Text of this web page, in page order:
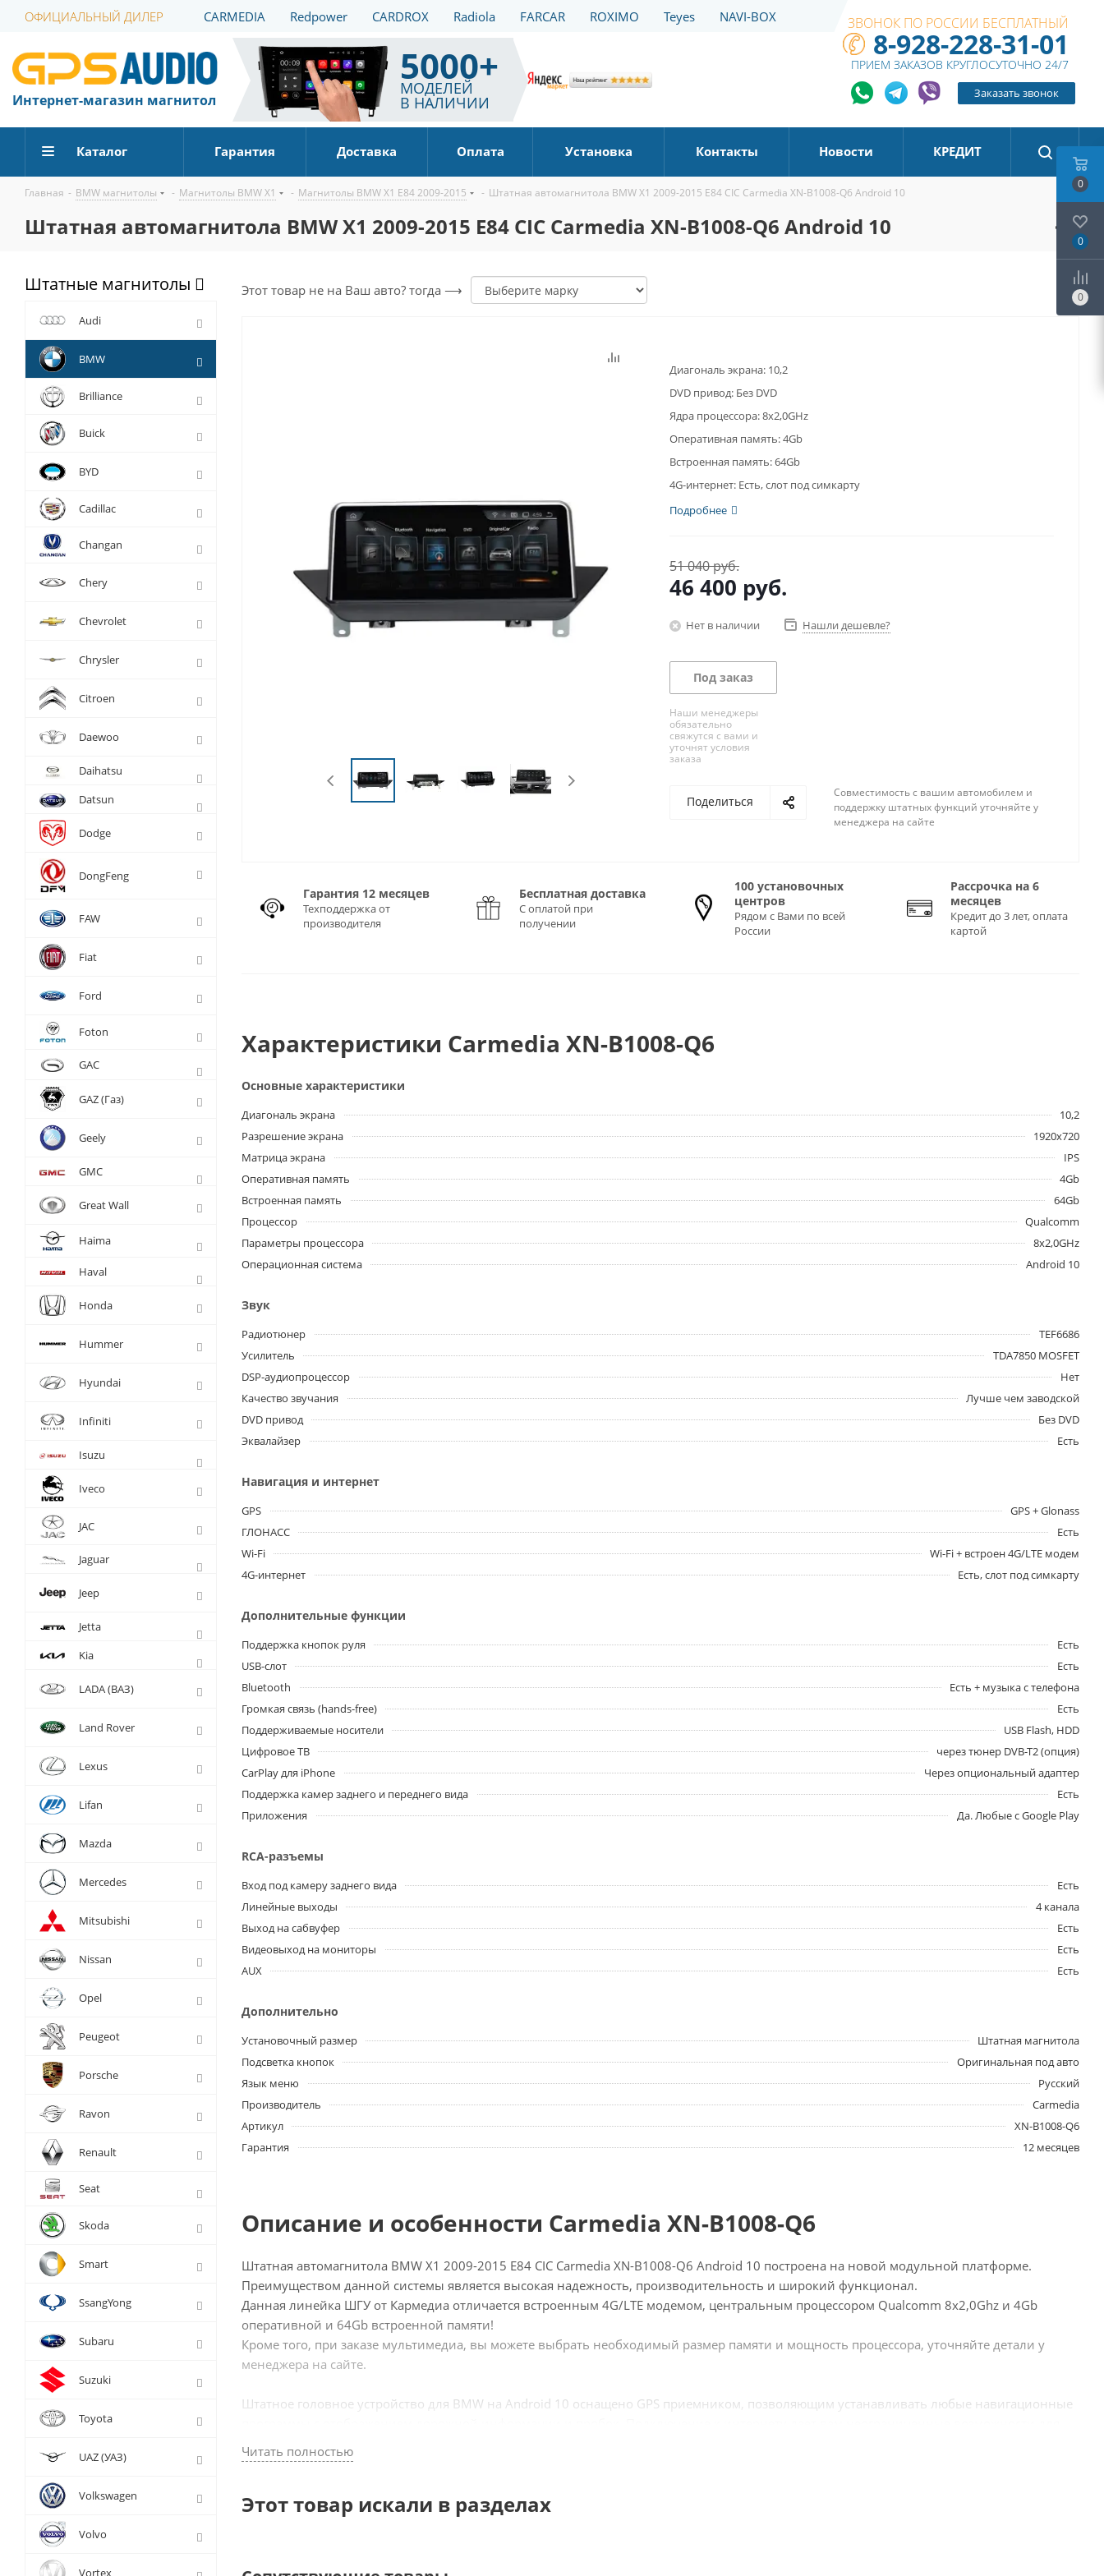
ОФИЦИАЛЬНЫЙ ДИЛЕР CARMEDIA Redpower CARDROX Radiola FARCAR ROXIMO Teyes NAVI-BOX
Интернет-магазин магнитол
5000+
МОДЕЛЕЙ
В НАЛИЧИИ
ЗВОНОК ПО РОССИИ БЕСПЛАТНЫЙ
8-928-228-31-01
ПРИЕМ ЗАКАЗОВ КРУГЛОСУТОЧНО 24/7
Заказать звонок
Каталог Гарантия Доставка Оплата Установка Контакты Новости КРЕДИТ
Главная - BMW магнитолы - Магнитолы BMW X1 - Магнитолы BMW X1 E84 2009-2015 - Штатная автомагнитола BMW X1 2009-2015 E84 CIC Carmedia XN-B1008-Q6 Android 10
Штатная автомагнитола BMW X1 2009-2015 E84 CIC Carmedia XN-B1008-Q6 Android 10
Этот товар не на Ваш авто? тогда ⟶
Диагональ экрана: 10,2
DVD привод: Без DVD
Ядра процессора:8x2,0GHz
Оперативная память:4Gb
Встроенная память:64Gb
4G-интернет: Есть, слот под симкарту
Подробнее
51 040 руб.
46 400 руб.
Нет в наличии Нашли дешевле?
Под заказ
Наши менеджеры
обязательно
свяжутся с вами и
уточнят условия
заказа
Поделиться
Совместимость с вашим автомобилем и
поддержку штатных функций уточняйте у
менеджера на сайте
Гарантия 12 месяцев
Техподдержка от
производителя
Бесплатная доставка
С оплатой при
получении
100 установочных
центров
Рядом с Вами по всей
России
Рассрочка на 6
месяцев
Кредит до 3 лет, оплата
картой
Характеристики Carmedia XN-B1008-Q6
Основные характеристики
Диагональ экрана
10,2
Разрешение экрана
1920x720
Матрица экрана
IPS
Оперативная память
4Gb
Встроенная память
64Gb
Процессор
Qualcomm
Параметры процессора
8x2,0GHz
Операционная система
Android 10
Звук
Радиотюнер
TEF6686
Усилитель
TDA7850 MOSFET
DSP-аудиопроцессор
Нет
Качество звучания
Лучше чем заводской
DVD привод
Без DVD
Эквалайзер
Есть
Навигация и интернет
GPS
GPS + Glonass
ГЛОНАСС
Есть
Wi-Fi
Wi-Fi + встроен 4G/LTE модем
4G-интернет
Есть, слот под симкарту
Дополнительные функции
Поддержка кнопок руля
Есть
USB-слот
Есть
Bluetooth
Есть + музыка с телефона
Громкая связь (hands-free)
Есть
Поддерживаемые носители
USB Flash, HDD
Цифровое ТВ
через тюнер DVB-T2 (опция)
CarPlay для iPhone
Через опциональный адаптер
Поддержка камер заднего и переднего вида
Есть
Приложения
Да. Любые с Google Play
RCA-разъемы
Вход под камеру заднего вида
Есть
Линейные выходы
4 канала
Выход на сабвуфер
Есть
Видеовыход на мониторы
Есть
AUX
Есть
Дополнительно
Установочный размер
Штатная магнитола
Подсветка кнопок
Оригинальная под авто
Язык меню
Русский
Производитель
Carmedia
Артикул
XN-B1008-Q6
Гарантия
12 месяцев
Описание и особенности Carmedia XN-B1008-Q6
Штатная автомагнитола BMW X1 2009-2015 E84 CIC Carmedia XN-B1008-Q6 Android 10 построена на новой модульной платформе.
Преимуществом данной системы является высокая надежность, производительность и широкий функционал.
Данная линейка ШГУ от Кармедиа отличается встроенным 4G/LTE модемом, центральным процессором Qualcomm 8x2,0Ghz и 4Gb
оперативной и 64Gb встроенной памяти!
Кроме того, при заказе мультимедиа, вы можете выбрать необходимый размер памяти и мощность процессора, уточняйте детали у
менеджера на сайте.
Штатное головное устройство для BMW на Android 10 оснащено GPS приемником, позволяющим устанавливать любые навигационные
веб-серфинга и отсутствие ограничений по количеству используемых программ с Play Market. Громкая связь, видео в движении,
YouTube, Яндекс.Навигатор, радио, музыка с любых носителей и вашего смартфона - самые часто используемые функции.
Особенности XN-B1008-Q6:
Читать полностью
Этот товар искали в разделах
Штатные магнитолы
Audi
BMW
Brilliance
Buick
BYD
Cadillac
Changan
Chery
Chevrolet
Chrysler
Citroen
Daewoo
Daihatsu
Datsun
Dodge
DongFeng
FAW
Fiat
Ford
Foton
GAC
GAZ (Газ)
Geely
GMC
Great Wall
Haima
Haval
Honda
Hummer
Hyundai
Infiniti
Isuzu
Iveco
JAC
Jaguar
Jeep
Jetta
Kia
LADA (ВАЗ)
Land Rover
Lexus
Lifan
Mazda
Mercedes
Mitsubishi
Nissan
Opel
Peugeot
Porsche
Ravon
Renault
Seat
Skoda
Smart
SsangYong
Subaru
Suzuki
Toyota
UAZ (УАЗ)
Volkswagen
Volvo
Vortex
0
0
0